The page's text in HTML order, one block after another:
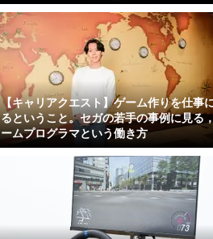
【キャリアクエスト】ゲーム作りを仕事
るということ。セガの若手の事例に見る
ームプログラマという働き方